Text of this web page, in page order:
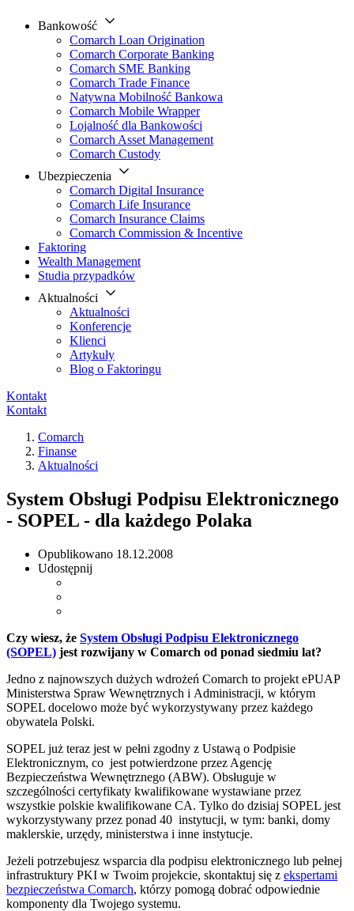
Bankowość
Comarch Loan Origination
Comarch Corporate Banking
Comarch SME Banking
Comarch Trade Finance
Natywna Mobilność Bankowa
Comarch Mobile Wrapper
Lojalność dla Bankowości
Comarch Asset Management
Comarch Custody
Ubezpieczenia
Comarch Digital Insurance
Comarch Life Insurance
Comarch Insurance Claims
Comarch Commission & Incentive
Faktoring
Wealth Management
Studia przypadków
Aktualności
Aktualności
Konferencje
Klienci
Artykuły
Blog o Faktoringu
Kontakt
Kontakt
Comarch
Finanse
Aktualności
System Obsługi Podpisu Elektronicznego
- SOPEL - dla każdego Polaka
Opublikowano 18.12.2008
Udostępnij
Czy wiesz, że System Obsługi Podpisu Elektronicznego
(SOPEL) jest rozwijany w Comarch od ponad siedmiu lat?
Jedno z najnowszych dużych wdrożeń Comarch to projekt ePUAP
Ministerstwa Spraw Wewnętrznych i Administracji, w którym
SOPEL docelowo może być wykorzystywany przez każdego
obywatela Polski.
SOPEL już teraz jest w pełni zgodny z Ustawą o Podpisie
Elektronicznym, co jest potwierdzone przez Agencję
Bezpieczeństwa Wewnętrznego (ABW). Obsługuje w
szczególności certyfikaty kwalifikowane wystawiane przez
wszystkie polskie kwalifikowane CA. Tylko do dzisiaj SOPEL jest
wykorzystywany przez ponad 40 instytucji, w tym: banki, domy
maklerskie, urzędy, ministerstwa i inne instytucje.
Jeżeli potrzebujesz wsparcia dla podpisu elektronicznego lub pełnej
infrastruktury PKI w Twoim projekcie, skontaktuj się z ekspertami
bezpieczeństwa Comarch, którzy pomogą dobrać odpowiednie
komponenty dla Twojego systemu.